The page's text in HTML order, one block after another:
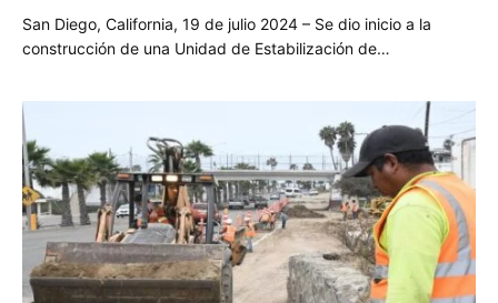
San Diego, California, 19 de julio 2024 – Se dio inicio a la
construcción de una Unidad de Estabilización de…